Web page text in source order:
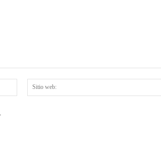
Correo
electrónico:*